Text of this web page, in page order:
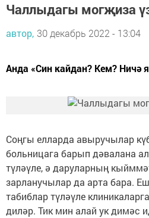
Чаллыдагы могҗиза
автор, 30 декабрь 2022 - 13:04
Анда «Син кайдан? Кем? Ничә
Соңгы елларда авыручылар
больницага барып дәвалана
түләүле, ә даруларның
зарланучылар да арта бара.
табиблар түләүле
диләр. Тик мин алай ук димәс